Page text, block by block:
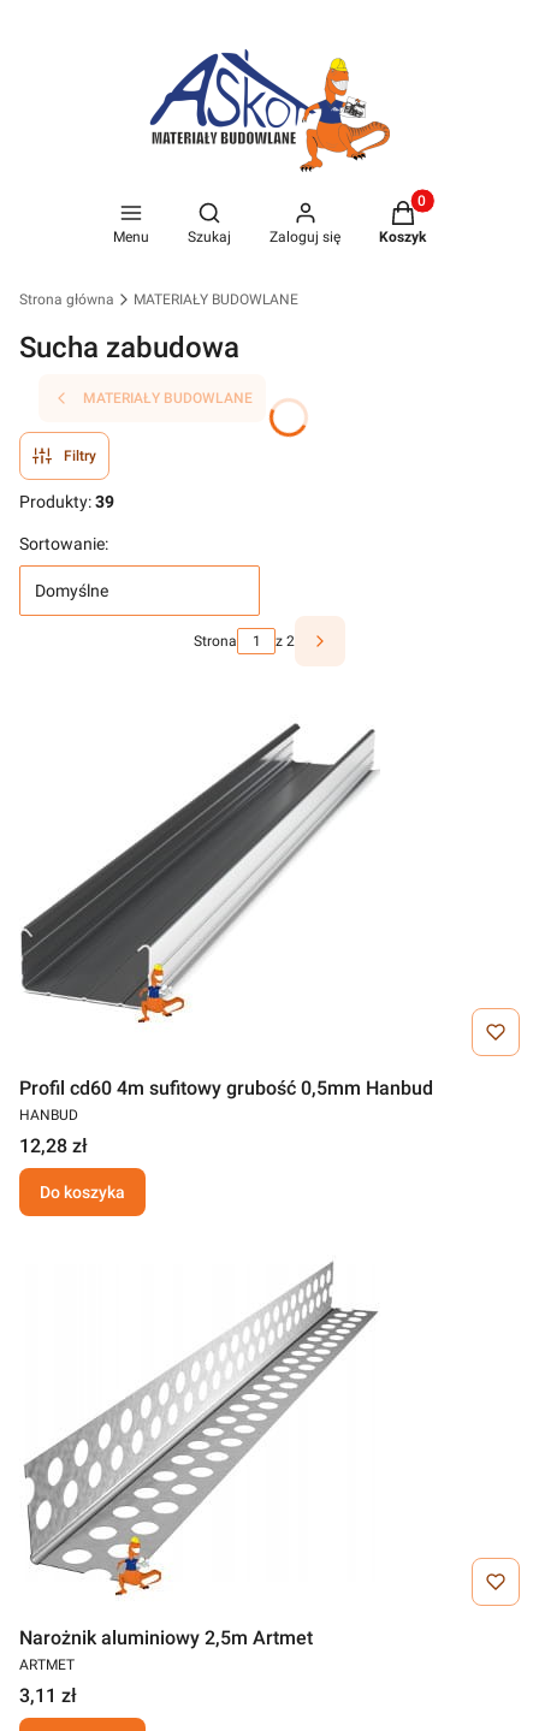
Menu
Otwórz wyszukiwarkę
Szukaj Zaloguj się
Produkty w
Koszyk
Strona główna MATERIAŁY BUDOWLANE
Sucha zabudowa
MATERIAŁY BUDOWLANE
Filtry
Produkty:39
Sortowanie:
Domyślne
Strona z 2
Profil cd60 4m sufitowy grubość 0,5mm Hanbud
HANBUD
12,28 zł
Do koszyka
Narożnik aluminiowy 2,5m Artmet
ARTMET
3,11 zł